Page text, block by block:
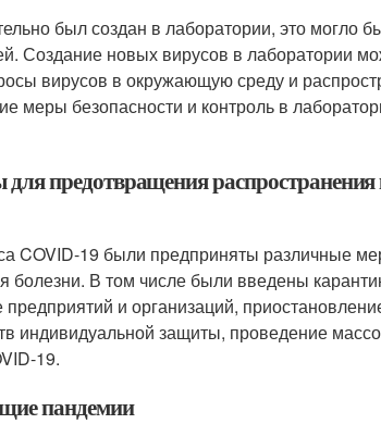
был создан в лаборатории, это могло
Создание новых вирусов в лаборатории
вирусов в окружающую среду и
меры безопасности и контроль в
предотвращения распространения
COVID-19 были предприняты различные
болезни. В том числе были введены
и организаций,
индивидуальной защиты, проведение
19.
пандемии